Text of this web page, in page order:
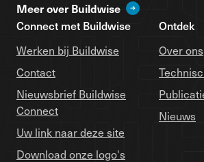
Meer over Buildwise
Connect met Buildwise
Werken bij Buildwise
Contact
Nieuwsbrief Buildwise
Connect
Uw link naar deze site
Download onze logo's
Ontdek
Over ons
Nieuws